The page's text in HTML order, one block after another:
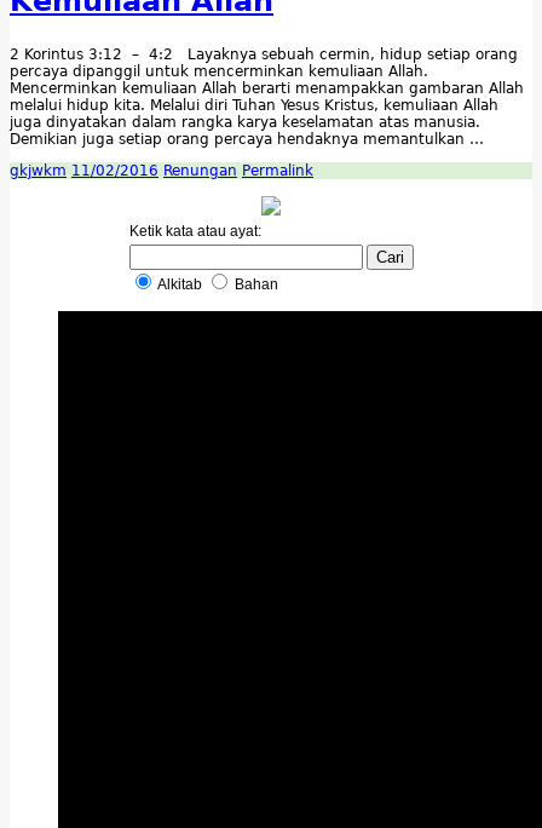
2 Korintus 3:12 – 4:2 Layaknya sebuah cermin, hidup setiap orang
percaya dipanggil untuk mencerminkan kemuliaan Allah.
Mencerminkan kemuliaan Allah berarti menampakkan gambaran Allah
melalui hidup kita. Melalui diri Tuhan Yesus Kristus, kemuliaan Allah
juga dinyatakan dalam rangka karya keselamatan atas manusia.
Demikian juga setiap orang percaya hendaknya memantulkan …
gkjwkm 11/02/2016 Renungan Permalink
Ketik kata atau ayat:
Alkitab Bahan